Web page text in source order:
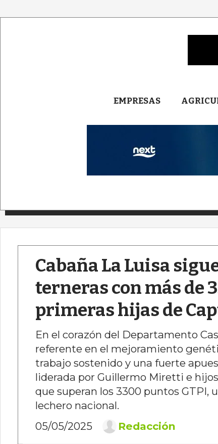
EMPRESAS
Cabaña La Luisa
terneras con más de
primeras hijas de
En el corazón del Departamento
referente en el mejoramiento
trabajo sostenido y una fuerte
liderada por Guillermo Miretti e
que superan los 3300 puntos
lechero nacional.
05/05/2025
Redacción